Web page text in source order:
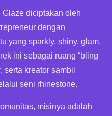
diciptakan oleh
dengan
yang sparkly, shiny, glam,
ini sebagai ruang “bling
serta kreator sambil
seni rhinestone.
misinya adalah